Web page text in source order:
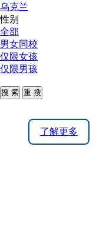
乌克兰
性别
全部
男女同校
仅限女孩
仅限男孩
了解更多